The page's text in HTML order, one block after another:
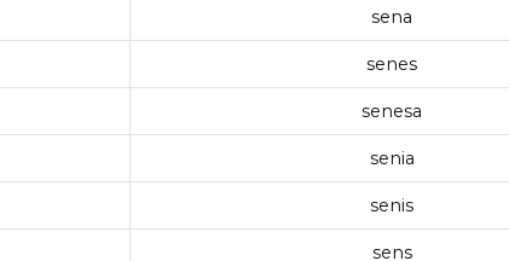
sena
senes
senesa
senia
senis
sens